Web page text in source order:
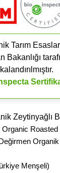
Tarım
Bakanlığı
Zeytinyağlı
Organic
Menşeli)